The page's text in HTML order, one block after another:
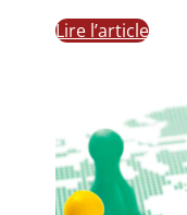
Lire l’article